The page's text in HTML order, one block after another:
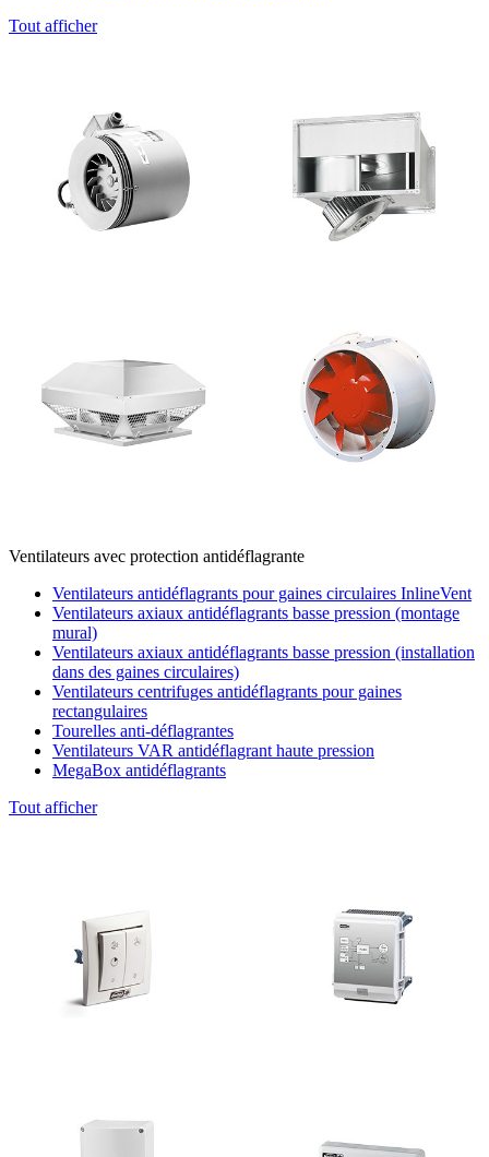
Tout afficher
Ventilateurs avec protection antidéflagrante
Ventilateurs antidéflagrants pour gaines circulaires InlineVent
Ventilateurs axiaux antidéflagrants basse pression (montage
mural)
Ventilateurs axiaux antidéflagrants basse pression (installation
dans des gaines circulaires)
Ventilateurs centrifuges antidéflagrants pour gaines
rectangulaires
Tourelles anti-déflagrantes
Ventilateurs VAR antidéflagrant haute pression
MegaBox antidéflagrants
Tout afficher